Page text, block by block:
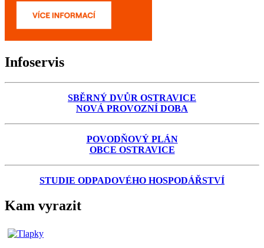
Infoservis
SBĚRNÝ DVŮR OSTRAVICE
NOVÁ PROVOZNÍ DOBA
POVODŇOVÝ PLÁN
OBCE OSTRAVICE
STUDIE ODPADOVÉHO HOSPODÁŘSTVÍ
Kam vyrazit